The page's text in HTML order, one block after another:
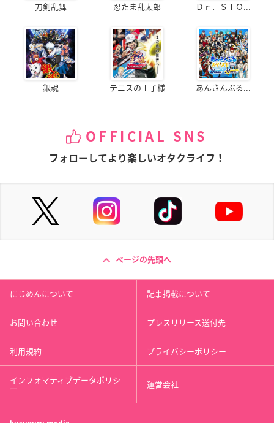
刀剣乱舞 忍たま乱太郎 Ｄｒ．ＳＴＯ...
銀魂 テニスの王子様 あんさんぶる...
OFFICIAL SNS
フォローしてより楽しいオタクライフ！
ページの先頭へ
にじめんについて 記事掲載について
お問い合わせ プレスリリース送付先
利用規約 プライバシーポリシー
インフォマティブデータポリシ
ー 運営会社